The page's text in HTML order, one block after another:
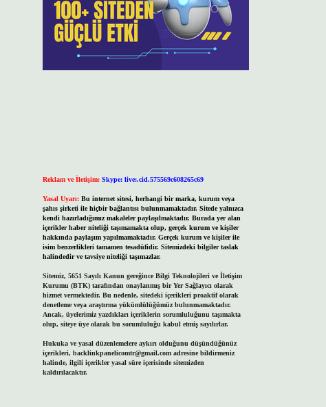
Reklam ve İletişim: Skype: live:.cid.575569c608265c69
Yasal Uyarı: Bu internet sitesi, herhangi bir marka, kurum veya
şahıs şirketi ile hiçbir bağlantısı bulunmamaktadır. Sitede yalnızca
kendi hazırladığımız makaleler paylaşılmaktadır. Burada yer alan
içerikler haber niteliği taşımamakta olup, gerçek kurum ve kişiler
hakkında paylaşım yapılmamaktadır. Gerçek kurum ve kişiler ile
isim benzerlikleri tamamen tesadüfidir. Sitemizdeki bilgiler taslak
halindedir ve tavsiye niteliği taşımazlar.
Sitemiz, 5651 Sayılı Kanun gereğince Bilgi Teknolojileri ve İletişim
Kurumu (BTK) tarafından onaylanmış bir Yer Sağlayıcı olarak
hizmet vermektedir. Bu nedenle, sitedeki içerikleri proaktif olarak
denetleme veya araştırma yükümlülüğümüz bulunmamaktadır.
Ancak, üyelerimiz yazdıkları içeriklerin sorumluluğunu taşımakta
olup, siteye üye olarak bu sorumluluğu kabul etmiş sayılırlar.
Hukuka ve yasal düzenlemelere aykırı olduğunu düşündüğünüz
içerikleri, backlinkpanelicomtr@gmail.comadresine bildirmeniz
halinde, ilgili içerikler yasal süre içerisinde sitemizden
kaldırılacaktır.